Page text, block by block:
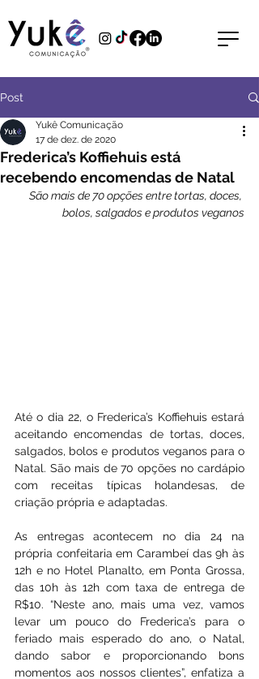
Post
Frederica’s Koffiehuis está
recebendo encomendas de Natal
Yukê Comunicação
17 de dez. de 2020
São mais de 70 opções entre tortas, doces,
bolos, salgados e produtos veganos
Até o dia 22, o Frederica’s Koffiehuis estará
aceitando encomendas de tortas, doces,
salgados, bolos e produtos veganos para o
Natal. São mais de 70 opções no cardápio
com receitas típicas holandesas, de
criação própria e adaptadas.
As entregas acontecem no dia 24 na
própria confeitaria em Carambeí das 9h às
12h e no Hotel Planalto, em Ponta Grossa,
das 10h às 12h com taxa de entrega de
R$10. “Neste ano, mais uma vez, vamos
levar um pouco do Frederica’s para o
feriado mais esperado do ano, o Natal,
dando sabor e proporcionando bons
momentos aos nossos clientes”, enfatiza a